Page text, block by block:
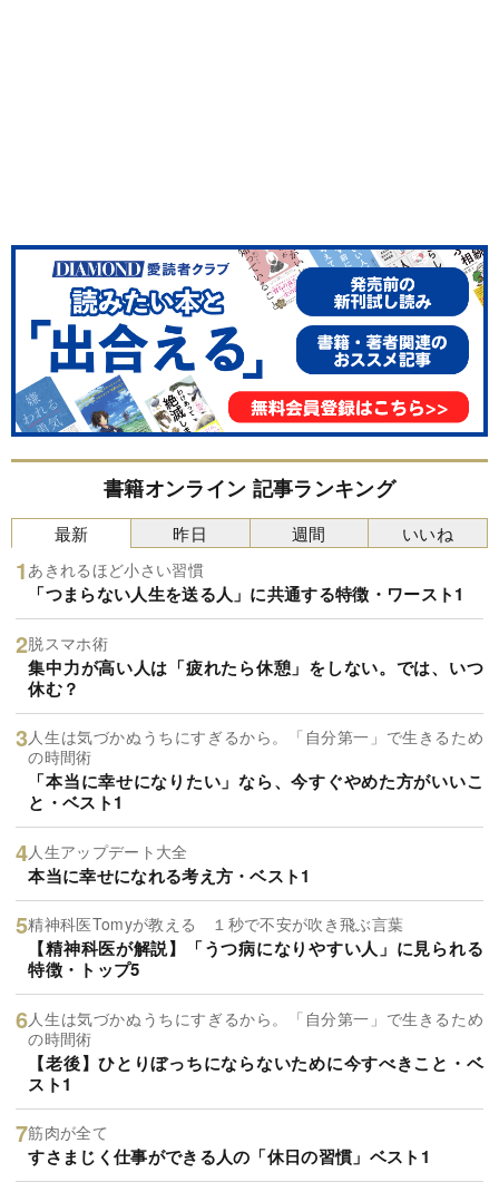
書籍オンライン 記事ランキング
最新
あきれるほど小さい習慣
「つまらない人生を送る人」に共通する特徴・ワースト1
脱スマホ術
集中力が高い人は「疲れたら休憩」をしない。では、いつ
休む？
人生は気づかぬうちにすぎるから。「自分第一」で生きるため
の時間術
「本当に幸せになりたい」なら、今すぐやめた方がいいこ
と・ベスト1
人生アップデート大全
本当に幸せになれる考え方・ベスト1
精神科医Tomyが教える １秒で不安が吹き飛ぶ言葉
【精神科医が解説】「うつ病になりやすい人」に見られる
特徴・トップ5
人生は気づかぬうちにすぎるから。「自分第一」で生きるため
の時間術
【老後】ひとりぼっちにならないために今すべきこと・ベ
スト1
筋肉が全て
すさまじく仕事ができる人の「休日の習慣」ベスト1
昨日 週間 いいね